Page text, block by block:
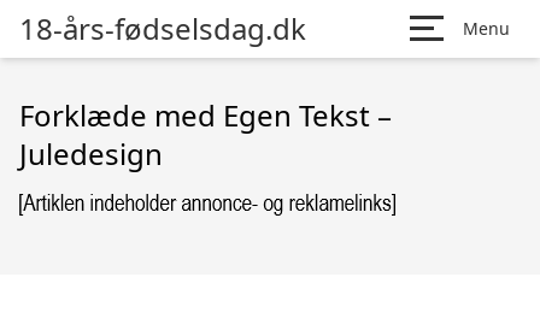
18-års-fødselsdag.dk Menu
Forklæde med Egen Tekst –
Juledesign